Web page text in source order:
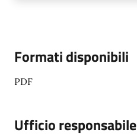
Seguici
Formati disponibili
PDF
Ufficio responsabile